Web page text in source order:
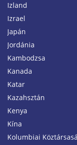
Izland
Izrael
Japán
Jordánia
Kambodzsa
Kanada
Katar
Kazahsztán
Kenya
Kína
Kolumbiai